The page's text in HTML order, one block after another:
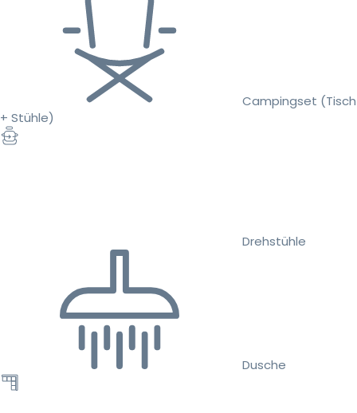
Campingset (Tisch
+ Stühle)
Drehstühle
Dusche